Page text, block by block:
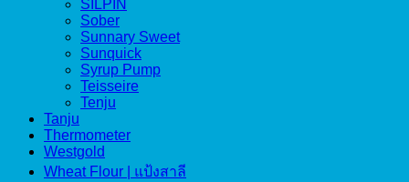
SILPIN
Sober
Sunnary Sweet
Sunquick
Syrup Pump
Teisseire
Tenju
Tanju
Thermometer
Westgold
Wheat Flour | แป้งสาลี